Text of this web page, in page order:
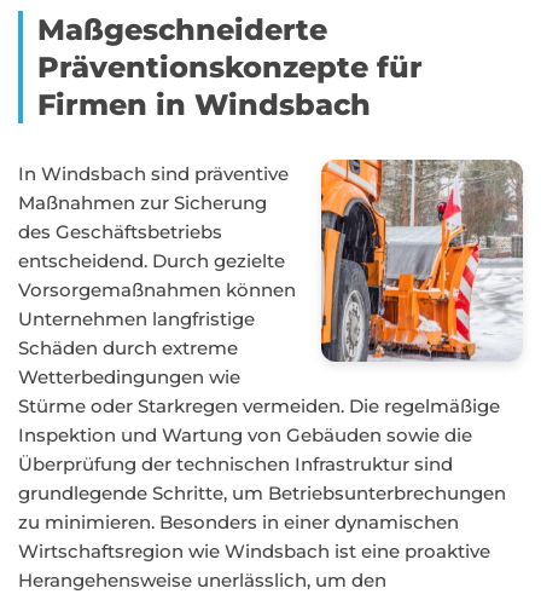
Maßgeschneiderte
Präventionskonzepte für
Firmen in Windsbach
In Windsbach sind präventive
Maßnahmen zur Sicherung
des Geschäftsbetriebs
entscheidend. Durch gezielte
Vorsorgemaßnahmen können
Unternehmen langfristige
Schäden durch extreme
Wetterbedingungen wie
Stürme oder Starkregen vermeiden. Die regelmäßige
Inspektion und Wartung von Gebäuden sowie die
Überprüfung der technischen Infrastruktur sind
grundlegende Schritte, um Betriebsunterbrechungen
zu minimieren. Besonders in einer dynamischen
Wirtschaftsregion wie Windsbach ist eine proaktive
Herangehensweise unerlässlich, um den